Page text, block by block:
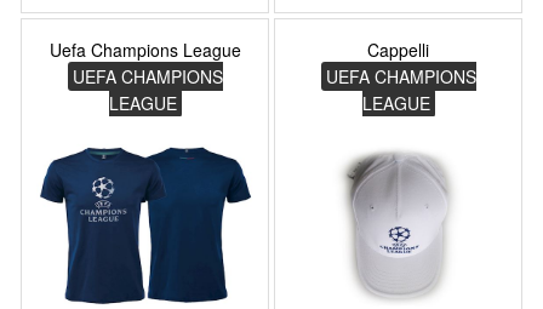
Uefa Champions League
UEFA CHAMPIONS
LEAGUE
Cappelli
UEFA CHAMPIONS
LEAGUE